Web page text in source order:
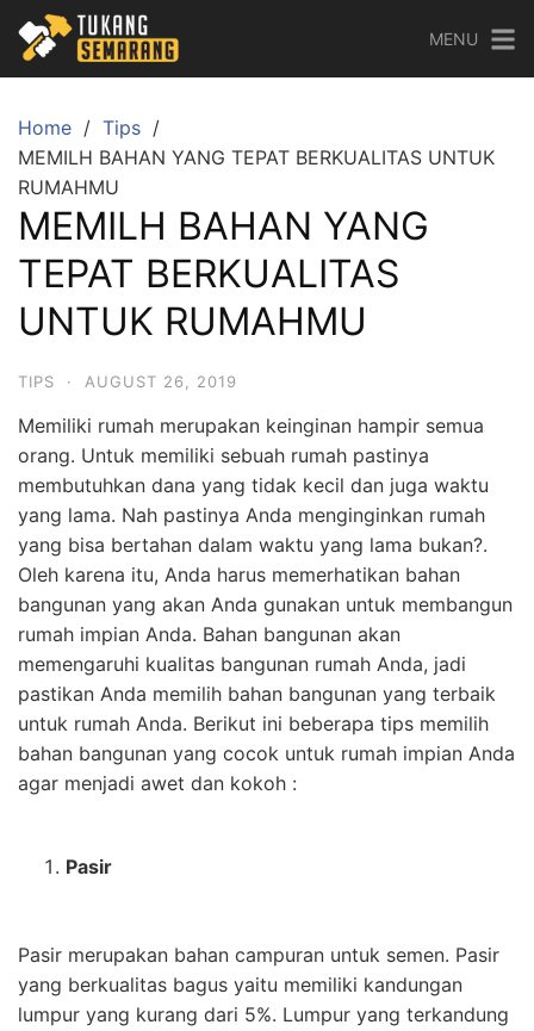
content
MENU
Home
Tips
MEMILH BAHAN YANG TEPAT BERKUALITAS UNTUK
RUMAHMU
MEMILH BAHAN YANG
TEPAT BERKUALITAS
UNTUK RUMAHMU
TIPS · AUGUST 26, 2019
Memiliki rumah merupakan keinginan hampir semua
orang. Untuk memiliki sebuah rumah pastinya
membutuhkan dana yang tidak kecil dan juga waktu
yang lama. Nah pastinya Anda menginginkan rumah
yang bisa bertahan dalam waktu yang lama bukan?.
Oleh karena itu, Anda harus memerhatikan bahan
bangunan yang akan Anda gunakan untuk membangun
rumah impian Anda. Bahan bangunan akan
memengaruhi kualitas bangunan rumah Anda, jadi
pastikan Anda memilih bahan bangunan yang terbaik
untuk rumah Anda. Berikut ini beberapa tips memilih
bahan bangunan yang cocok untuk rumah impian Anda
agar menjadi awet dan kokoh :
Pasir
Pasir merupakan bahan campuran untuk semen. Pasir
yang berkualitas bagus yaitu memiliki kandungan
lumpur yang kurang dari 5%. Lumpur yang terkandung